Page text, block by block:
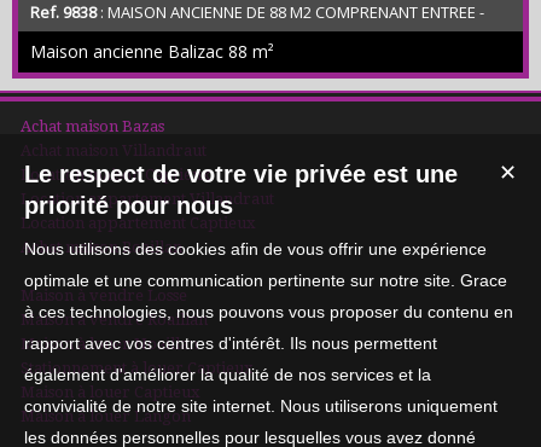
Ref. 9838: MAISON ANCIENNE DE 88 M2 COMPRENANT ENTREE -
SEJOUR AVEC PIERRES APPARENTES - CUISINE - 2 CHAMBRES -
BUREAU - SDE - WC - GARAGE NON ATTENANT - TERRASSE - ABRI
BOIS - CABANON - TERRAIN NON CLOS DE 2 000 M2 ENV - SECTEUR
CALME EN BORDURE DE FORET - ENTRE LANGON ET ST
SYMPHORIEN - PROCHE DE VILLANDRAUT (CLASSE ENERGETIQUE
E) Prix Net Vendeur 170 000 € plus honoraires 9 000 € TTC charge
acqu...
Maison ancienne Balizac 88 m²
Achat maison Bazas
Achat maison Villandraut
Location maison Captieux
Location appartement Villandraut
Location appartement Captieux
Achat maison Roaillan
Maison à vendre Losse
Maison à vendre Roaillan
Maison à louer Noaillan
Stationnement à louer Captieux
Maison à louer Captieux
Maison à louer Langon
✕
Le respect de votre vie privée est une
priorité pour nous
Nous utilisons des cookies afin de vous offrir une expérience
optimale et une communication pertinente sur notre site. Grace
à ces technologies, nous pouvons vous proposer du contenu en
rapport avec vos centres d'intérêt. Ils nous permettent
également d'améliorer la qualité de nos services et la
convivialité de notre site internet. Nous utiliserons uniquement
les données personnelles pour lesquelles vous avez donné